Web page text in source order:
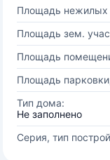
Площадь нежилых
Площадь зем.
Площадь
Площадь
Тип дома:
Не заполнено
Серия, тип